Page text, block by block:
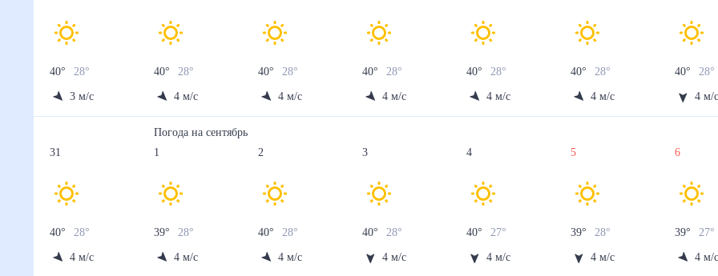
40° 28
3 м/с
40° 28
4 м/с
40° 28
4 м/с
40° 28
4 м/с
40° 28
4 м/с
40° 28
4 м/с
40° 28
4 м/
31
40° 28
4 м/с
Погода насентябрь
1
39° 28
4 м/с
2
40° 28
4 м/с
3
40° 28
4 м/с
4
40° 27
4 м/с
5
39° 28
4 м/с
6
39° 27
4 м/